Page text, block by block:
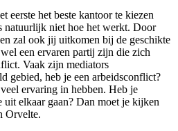
eerste het beste kantoor te kiezen
natuurlijk niet hoe het werkt. Door
zal ook jij uitkomen bij de geschikte
een ervaren partij zijn die zich
Vaak zijn mediators
gebied, heb je een arbeidsconflict?
ervaring in hebben. Heb je
elkaar gaan? Dan moet je kijken
Orvelte.